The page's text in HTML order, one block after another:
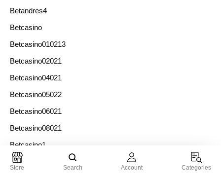
Betandres4
Betcasino
Betcasino010213
Betcasino02021
Betcasino04021
Betcasino05022
Betcasino06021
Betcasino08021
Betcasino1
Betcasino1062
Store Search Account Categories